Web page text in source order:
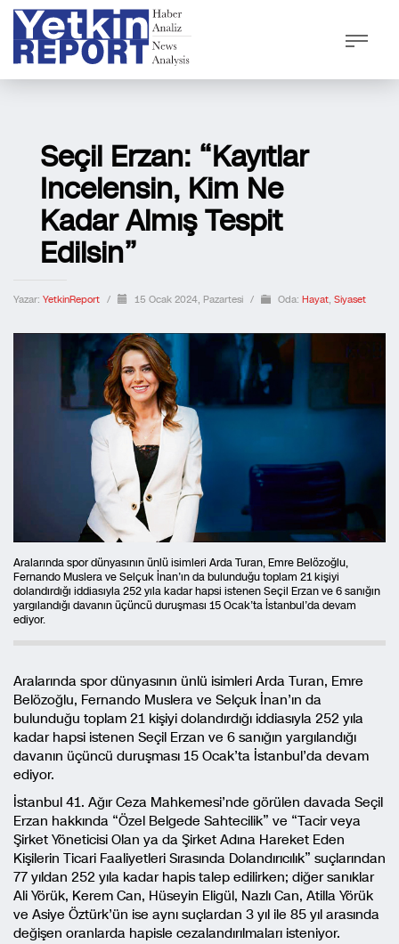
Seçil Erzan: “Kayıtlar
Incelensin, Kim Ne
Kadar Almış Tespit
Edilsin”
Yazar: YetkinReport / 15 Ocak 2024, Pazartesi / Oda: Hayat, Siyaset
Aralarında spor dünyasının ünlü isimleri Arda Turan, Emre Belözoğlu,
Fernando Muslera ve Selçuk İnan’ın da bulunduğu toplam 21 kişiyi
dolandırdığı iddiasıyla 252 yıla kadar hapsi istenen Seçil Erzan ve 6 sanığın
yargılandığı davanın üçüncü duruşması 15 Ocak’ta İstanbul’da devam
ediyor.
Aralarında spor dünyasının ünlü isimleri Arda Turan, Emre
Belözoğlu, Fernando Muslera ve Selçuk İnan’ın da
bulunduğu toplam 21 kişiyi dolandırdığı iddiasıyla 252 yıla
kadar hapsi istenen Seçil Erzan ve 6 sanığın yargılandığı
davanın üçüncü duruşması 15 Ocak’ta İstanbul’da devam
ediyor.
İstanbul 41. Ağır Ceza Mahkemesi’nde görülen davada Seçil
Erzan hakkında “Özel Belgede Sahtecilik” ve “Tacir veya
Şirket Yöneticisi Olan ya da Şirket Adına Hareket Eden
Kişilerin Ticari Faaliyetleri Sırasında Dolandırıcılık” suçlarından
77 yıldan 252 yıla kadar hapis talep edilirken; diğer sanıklar
Ali Yörük, Kerem Can, Hüseyin Eligül, Nazlı Can, Atilla Yörük
ve Asiye Öztürk’ün ise aynı suçlardan 3 yıl ile 85 yıl arasında
değişen oranlarda hapisle cezalandırılmaları isteniyor.